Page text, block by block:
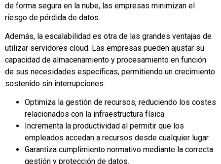
de forma segura en la nube, las empresas minimizan el
riesgo de pérdida de datos.
Además, la escalabilidad es otra de las grandes ventajas de
utilizar servidores cloud. Las empresas pueden ajustar su
capacidad de almacenamiento y procesamiento en función
de sus necesidades específicas, permitiendo un crecimiento
sostenido sin interrupciones.
Optimiza la gestión de recursos, reduciendo los costes
relacionados con la infraestructura física.
Incrementa la productividad al permitir que los
empleados accedan a recursos desde cualquier lugar.
Garantiza cumplimiento normativo mediante la correcta
gestión y protección de datos.